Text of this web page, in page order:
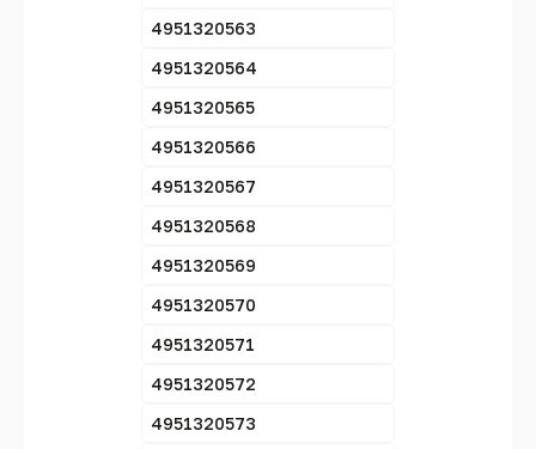
4951320563
4951320564
4951320565
4951320566
4951320567
4951320568
4951320569
4951320570
4951320571
4951320572
4951320573